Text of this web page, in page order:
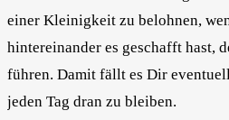
einer Kleinigkeit zu belohnen,
hintereinander es geschafft hast,
führen. Damit fällt es Dir
jeden Tag dran zu bleiben.